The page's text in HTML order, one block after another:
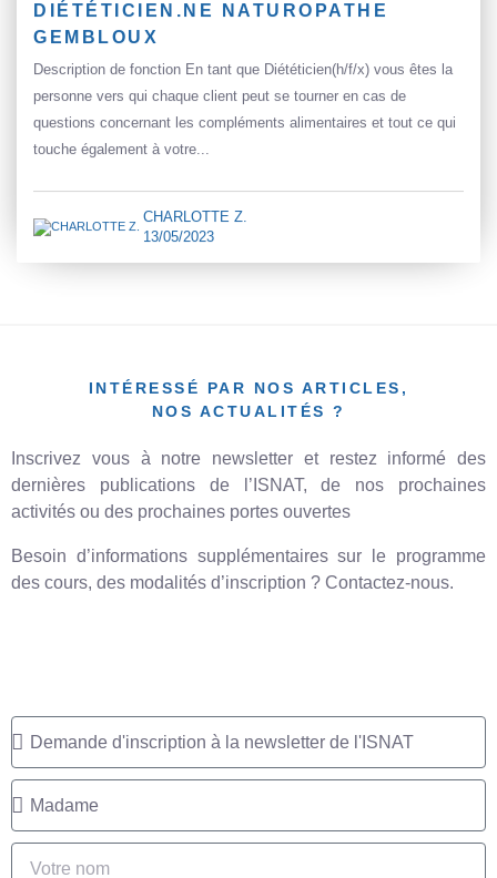
DIÉTÉTICIEN.NE NATUROPATHE
GEMBLOUX
Description de fonction En tant que Diététicien(h/f/x) vous êtes la
personne vers qui chaque client peut se tourner en cas de
questions concernant les compléments alimentaires et tout ce qui
touche également à votre...
CHARLOTTE Z.
13/05/2023
INTÉRESSÉ PAR NOS ARTICLES,
NOS ACTUALITÉS ?
Inscrivez vous à notre newsletter et restez informé des
dernières publications de l’ISNAT, de nos prochaines
activités ou des prochaines portes ouvertes
Besoin d’informations supplémentaires sur le programme
des cours, des modalités d’inscription ? Contactez-nous.